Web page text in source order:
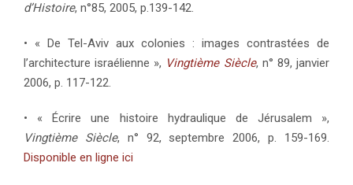
d’Histoire, n°85, 2005, p.139-142.
• « De Tel-Aviv aux colonies : images contrastées de
l’architecture israélienne », Vingtième Siècle, n° 89, janvier
2006, p. 117-122.
• « Écrire une histoire hydraulique de Jérusalem »,
Vingtième Siècle, n° 92, septembre 2006, p. 159-169.
Disponible en ligne ici